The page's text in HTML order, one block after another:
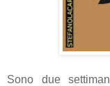
Sono due